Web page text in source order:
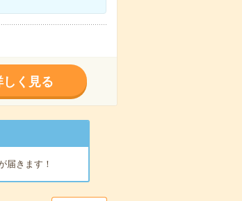
しく見る
届きます！